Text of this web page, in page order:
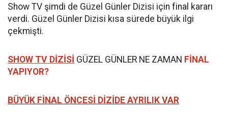
Show TV şimdi de Güzel Günler Dizisi için final kararı
verdi. Güzel Günler Dizisi kısa sürede büyük ilgi
çekmişti.
SHOW TV DİZİSİ GÜZEL GÜNLER NE ZAMAN FİNAL
YAPIYOR?
BÜYÜK FİNAL ÖNCESİ DİZİDE AYRILIK VAR